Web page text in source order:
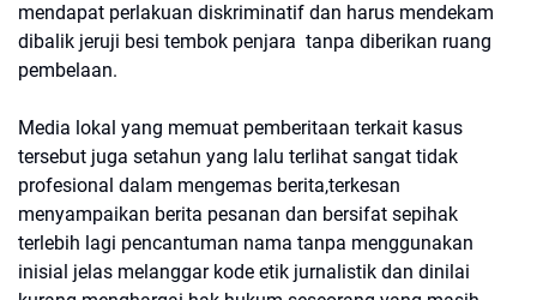
mendapat perlakuan diskriminatif dan harus mendekam
dibalik jeruji besi tembok penjara tanpa diberikan ruang
pembelaan.
Media lokal yang memuat pemberitaan terkait kasus
tersebut juga setahun yang lalu terlihat sangat tidak
profesional dalam mengemas berita,terkesan
menyampaikan berita pesanan dan bersifat sepihak
terlebih lagi pencantuman nama tanpa menggunakan
inisial jelas melanggar kode etik jurnalistik dan dinilai